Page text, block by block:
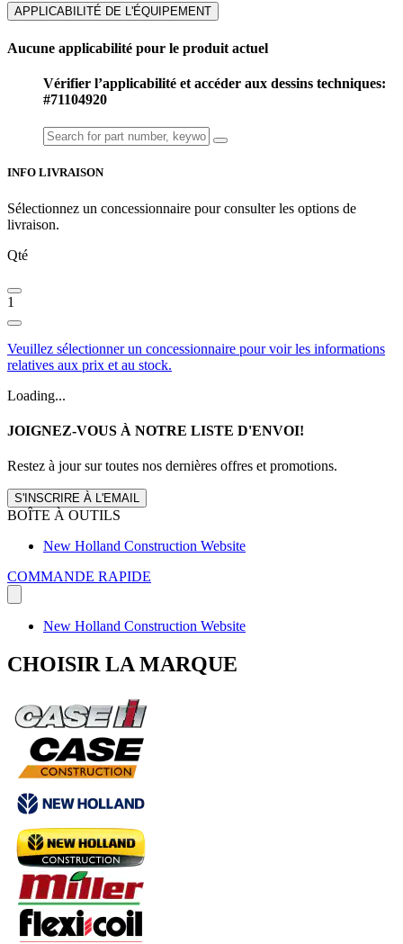
APPLICABILITÉ DE L'ÉQUIPEMENT
Aucune applicabilité pour le produit actuel
Vérifier l’applicabilité et accéder aux dessins techniques:
#71104920
INFO LIVRAISON
Sélectionnez un concessionnaire pour consulter les options de
livraison.
Qté
1
Veuillez sélectionner un concessionnaire pour voir les informations
relatives aux prix et au stock.
Loading...
JOIGNEZ-VOUS À NOTRE LISTE D'ENVOI!
Restez à jour sur toutes nos dernières offres et promotions.
S'INSCRIRE À L'EMAIL
BOÎTE À OUTILS
New Holland Construction Website
COMMANDE RAPIDE
New Holland Construction Website
CHOISIR LA MARQUE